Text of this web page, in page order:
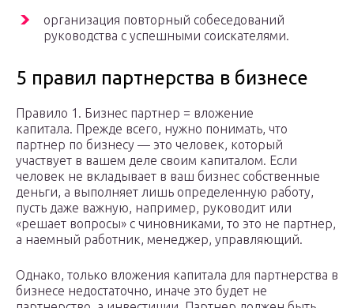
организация повторный собеседований
руководства с успешными соискателями.
5 правил партнерства в бизнесе
Правило 1. Бизнес партнер = вложение
капитала. Прежде всего, нужно понимать, что
партнер по бизнесу — это человек, который
участвует в вашем деле своим капиталом. Если
человек не вкладывает в ваш бизнес собственные
деньги, а выполняет лишь определенную работу,
пусть даже важную, например, руководит или
«решает вопросы» с чиновниками, то это не партнер,
а наемный работник, менеджер, управляющий.
Однако, только вложения капитала для партнерства в
бизнесе недостаточно, иначе это будет не